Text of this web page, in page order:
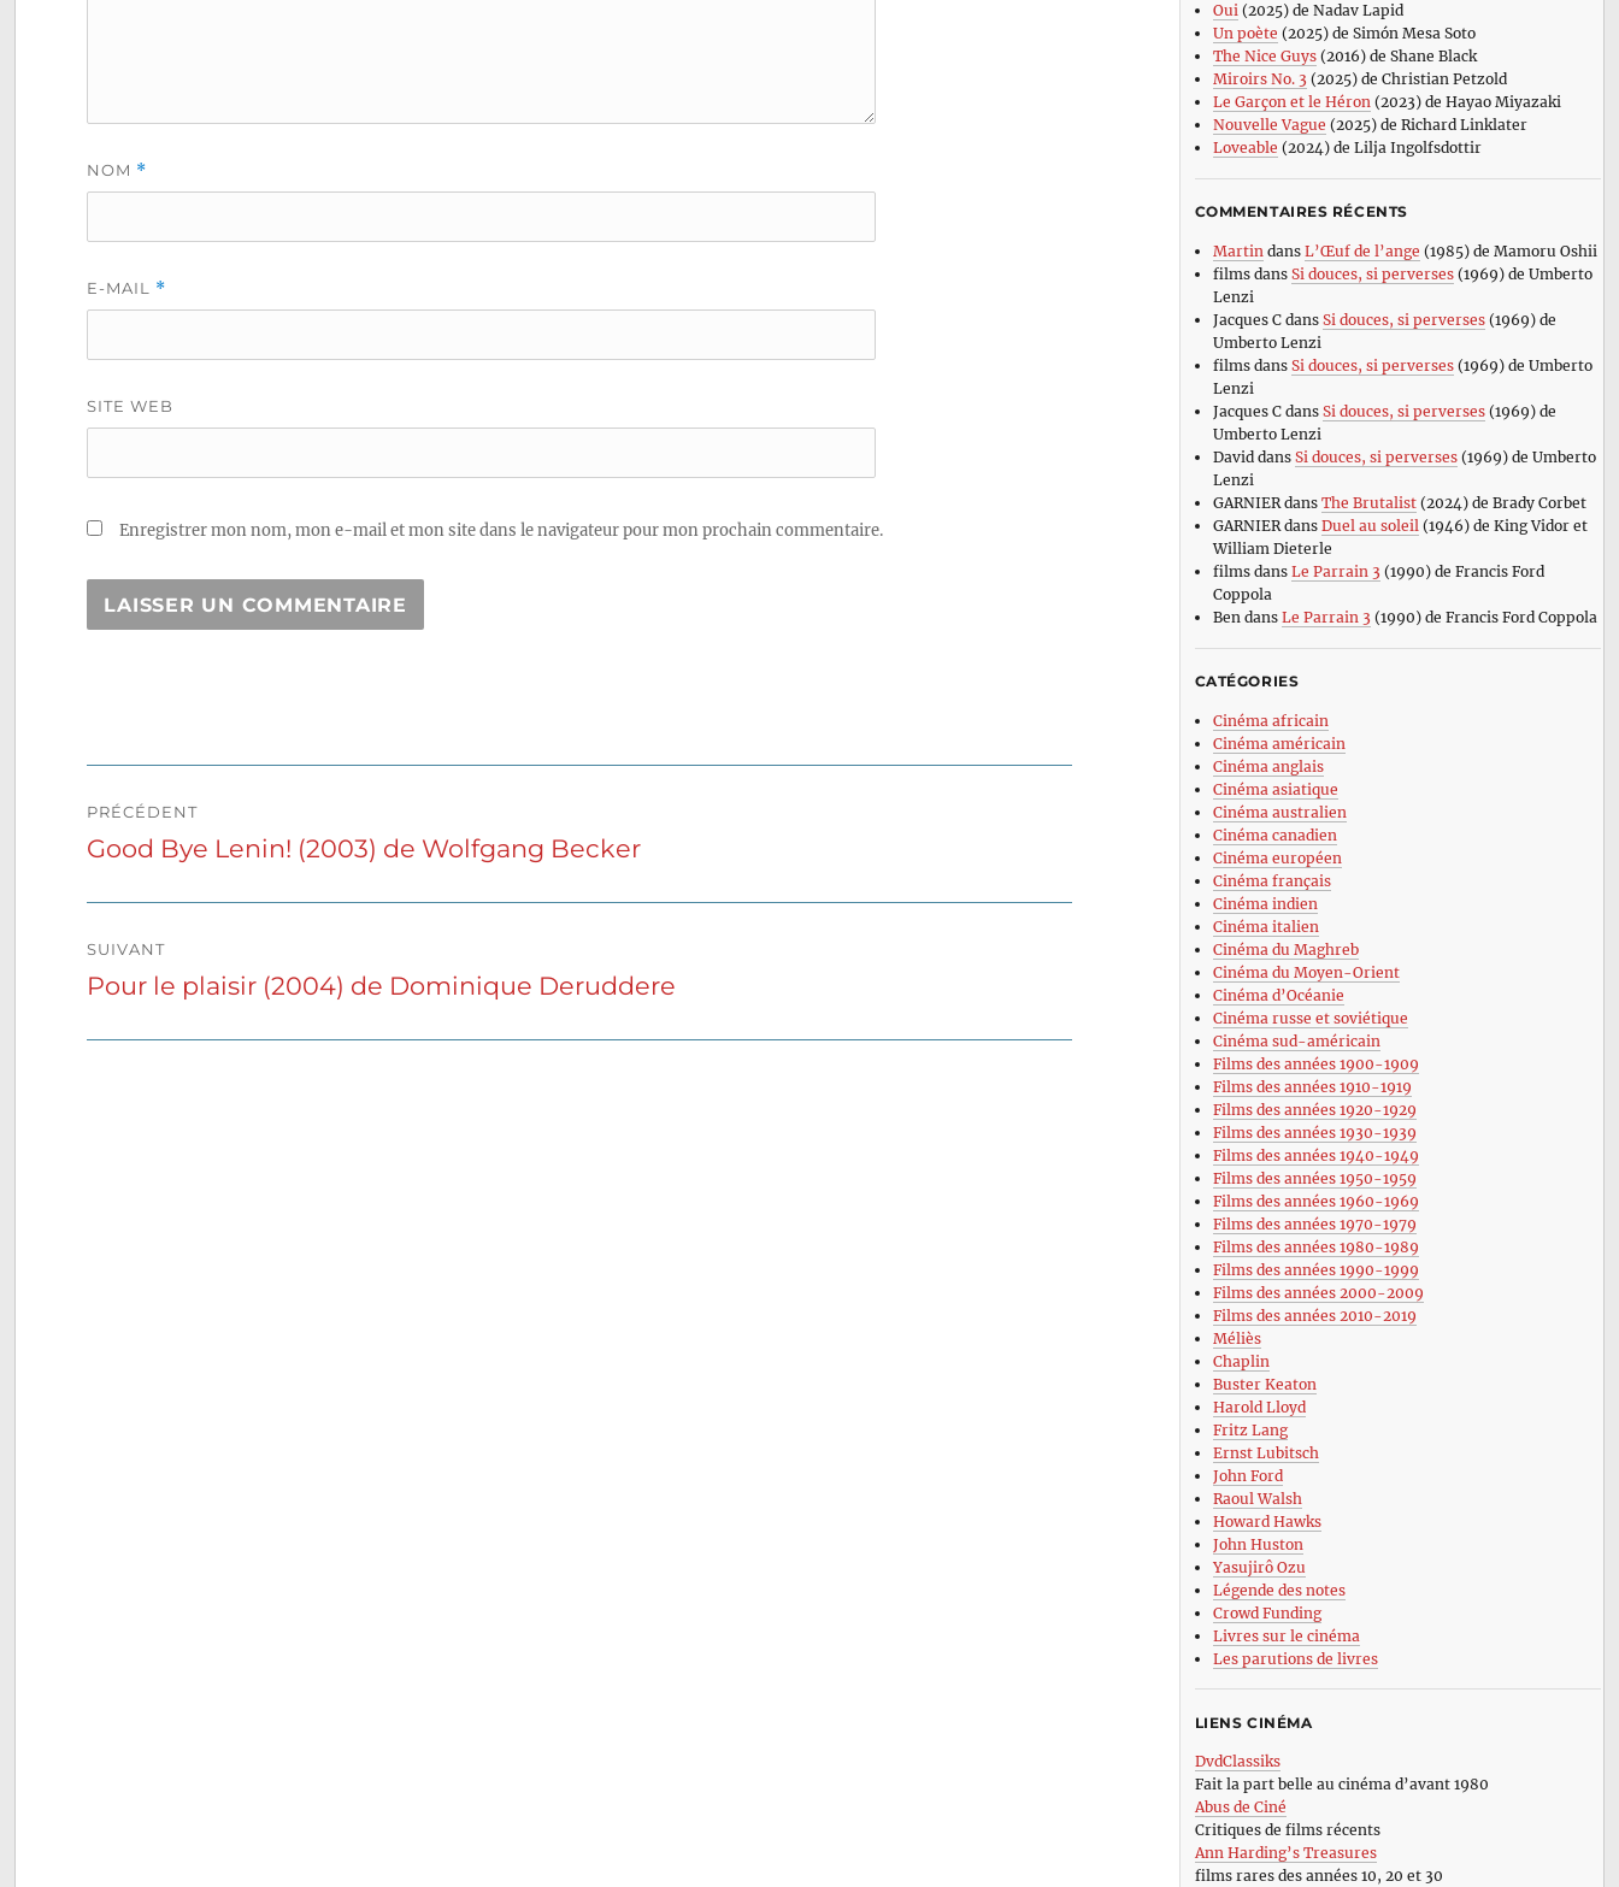
NOM *
E-MAIL *
SITE WEB
Enregistrer mon nom, mon e-mail et mon site dans le navigateur pour mon prochain commentaire.
de
PRÉCÉDENT
Publication
Good Bye Lenin! (2003) de Wolfgang Becker
SUIVANT
Publication
Pour le plaisir (2004) de Dominique Deruddere
Oui(2025) de Nadav Lapid
Un poète (2025) de Simón Mesa Soto
The Nice Guys(2016) de Shane Black
Miroirs No. 3 (2025) de Christian Petzold
Le Garçon et le Héron(2023) de Hayao Miyazaki
Nouvelle Vague (2025) de Richard Linklater
Loveable (2024) de Lilja Ingolfsdottir
COMMENTAIRES RÉCENTS
Martin dans L’Œuf de l’ange (1985) de Mamoru Oshii
filmsdans Si douces, si perverses(1969) de Umberto
Lenzi
Jacques Cdans Si douces, si perverses(1969) de
Umberto Lenzi
filmsdans Si douces, si perverses(1969) de Umberto
Lenzi
Jacques Cdans Si douces, si perverses(1969) de
Umberto Lenzi
David dans Si douces, si perverses(1969) de Umberto
Lenzi
GARNIERdans The Brutalist(2024) de Brady Corbet
GARNIERdans Duel au soleil (1946) de King Vidor et
William Dieterle
filmsdans Le Parrain 3 (1990) de Francis Ford
Coppola
Ben dans Le Parrain 3 (1990) de Francis Ford Coppola
CATÉGORIES
Cinéma africain
Cinéma américain
Cinéma anglais
Cinéma asiatique
Cinéma australien
Cinéma canadien
Cinéma européen
Cinéma français
Cinéma indien
Cinéma italien
Cinéma du Maghreb
Cinéma du Moyen-Orient
Cinéma d’Océanie
Cinéma russe et soviétique
Cinéma sud-américain
Films des années 1900-1909
Films des années 1910-1919
Films des années 1920-1929
Films des années 1930-1939
Films des années 1940-1949
Films des années 1950-1959
Films des années 1960-1969
Films des années 1970-1979
Films des années 1980-1989
Films des années 1990-1999
Films des années 2000-2009
Films des années 2010-2019
Méliès
Chaplin
Buster Keaton
Harold Lloyd
Fritz Lang
Ernst Lubitsch
John Ford
Raoul Walsh
Howard Hawks
John Huston
Yasujirô Ozu
Légende des notes
Crowd Funding
Livres sur le cinéma
Les parutions de livres
LIENS CINÉMA
DvdClassiks
Fait la part belle au cinéma d’avant 1980
Abus de Ciné
Critiques de films récents
Ann Harding’s Treasures
films rares des années 10, 20 et 30